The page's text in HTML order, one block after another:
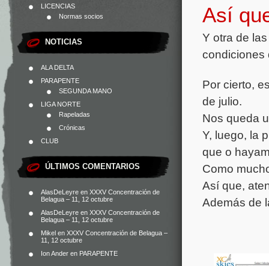
LICENCIAS
Normas socios
NOTICIAS
ALA DELTA
PARAPENTE
SEGUNDA MANO
LIGA NORTE
Rapeladas
Crónicas
CLUB
ÚLTIMOS COMENTARIOS
AlasDeLeyre en XXXV Concentración de
Belagua – 11, 12 octubre
AlasDeLeyre en XXXV Concentración de
Belagua – 11, 12 octubre
Mikel en XXXV Concentración de Belagua –
11, 12 octubre
Ion Ander en PARAPENTE
Así
Y otra de
condiciones
Por cierto,
de julio.
Nos queda
Y, luego, la
que o
Como
Así que,
Además de